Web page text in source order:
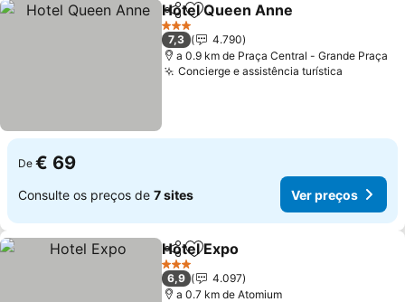
PartilharAdicionar aos favoritos
Hotel Queen Anne
3 Estrelas
7,3
4.790
a 0.9 km de Praça Central - Grande Praça
Concierge e assistência turística
De € 69
Consulte os preços de 7 sites Ver preços
PartilharAdicionar aos favoritos
Hotel Expo
3 Estrelas
6,9
4.097
a 0.7 km de Atomium